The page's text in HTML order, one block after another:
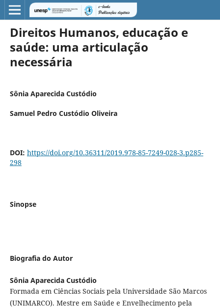
Direitos Humanos, educação e
saúde: uma articulação
necessária
Sônia Aparecida Custódio
Samuel Pedro Custódio Oliveira
DOI: https://doi.org/10.36311/2019.978-85-7249-028-3.p285-
298
Sinopse
Biografia do Autor
Sônia Aparecida Custódio
Formada em Ciências Sociais pela Universidade São Marcos
(UNIMARCO). Mestre em Saúde e Envelhecimento pela